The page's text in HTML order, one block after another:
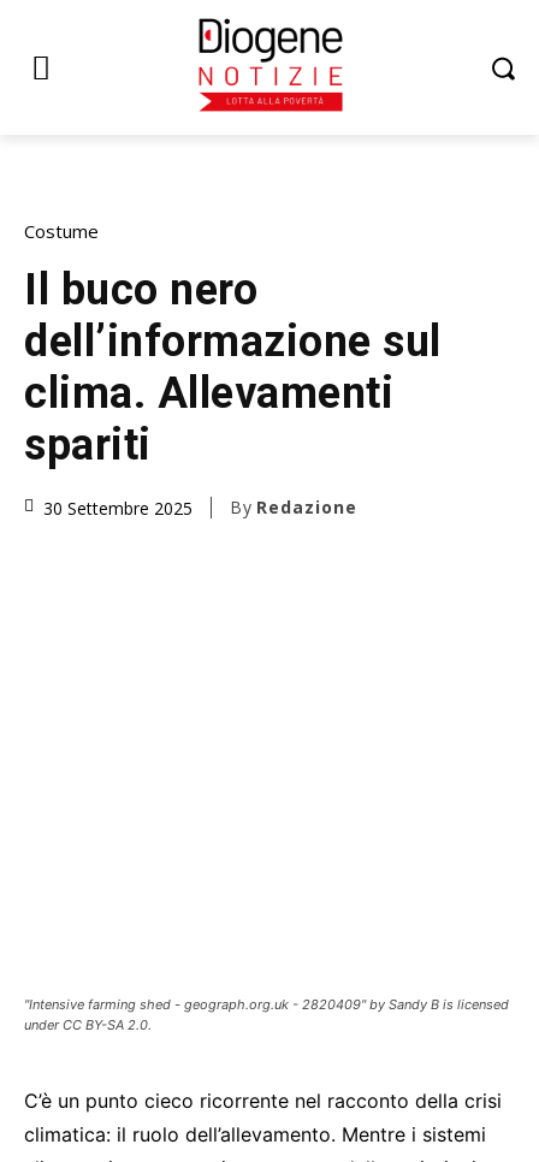
Costume
Il buco nero
dell’informazione sul
clima. Allevamenti
spariti
30 Settembre 2025 By Redazione
"Intensive farming shed - geograph.org.uk - 2820409" by Sandy B is licensed
under CC BY-SA 2.0.
C’è un punto cieco ricorrente nel racconto della crisi
climatica: il ruolo dell’allevamento. Mentre i sistemi